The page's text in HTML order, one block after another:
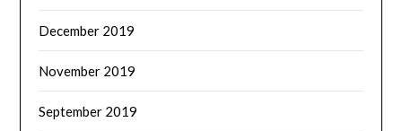
December 2019
November 2019
September 2019